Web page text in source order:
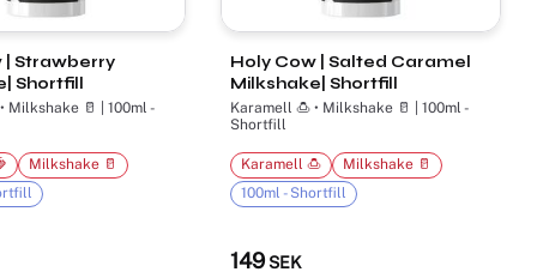
| Strawberry
Shortfill
🥛 | 100ml -
Milkshake 🥛
Holy Cow | Salted Caramel
Milkshake| Shortfill
Karamell 🍮 • Milkshake 🥛 | 100ml -
Shortfill
149 SEK
Karamell 🍮
Milkshake 🥛
100ml - Shortfill